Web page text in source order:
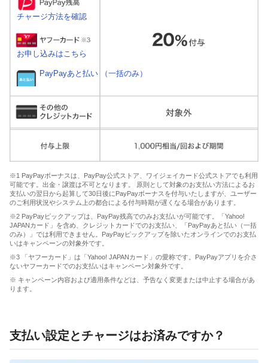
チャージ方法を確認
お申し込みはこちら
PayPayあと払い （一括のみ）
※1 PayPayボーナスは、PayPay公式ストア、ワイジェイカード公式ストアでも利用
可能です。出金・譲渡は不可となります。 原則として対象のお支払い方法によるお
支払いの翌日から起算して30日後にPayPayボーナスを付与いたしますが、ユーザー
のご利用状況やシステム上の都合による付与時期が遅くなる場合があります。
※2 PayPayピックアップは、PayPay残高でのみお支払いが可能です。「Yahoo!
JAPANカード」を含め、クレジットカードでのお支払い、「PayPayあと払い（一括
のみ）」では利用できません。PayPayピックアップを除いたオンラインでのお支払
いはキャンペーンの対象外です。
※3 「ヤフーカード」は「Yahoo! JAPANカード」の愛称です。PayPayアプリを介さ
ないヤフーカードでのお支払いはキャンペーン対象外です。
※ キャンペーン内容および適用条件などは、予告なく変更または中止する場合があ
ります。
支払い設定とチャージはお済みですか？